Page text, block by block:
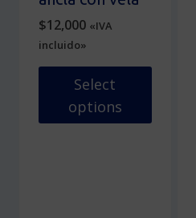
la
página
de
producto
$12,000 «IVA
incluido»
Select
options